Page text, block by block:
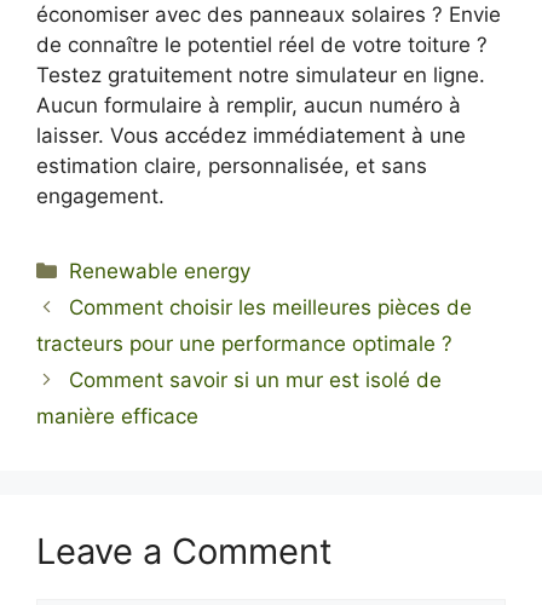
économiser avec des panneaux solaires ? Envie
de connaître le potentiel réel de votre toiture ?
Testez gratuitement notre simulateur en ligne.
Aucun formulaire à remplir, aucun numéro à
laisser. Vous accédez immédiatement à une
estimation claire, personnalisée, et sans
engagement.
Categories
Renewable energy
Comment choisir les meilleures pièces de
tracteurs pour une performance optimale ?
Comment savoir si un mur est isolé de
manière efficace
Leave a Comment